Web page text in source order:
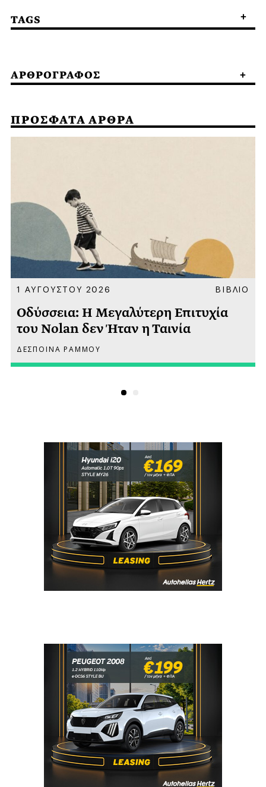
TAGS
ΑΡΘΡΟΓΡΑΦΟΣ
ΠΡΟΣΦΑΤΑ ΑΡΘΡΑ
1 ΑΥΓΟΥΣΤΟΥ 2026 ΒΙΒΛΙΟ
Οδύσσεια: Η Μεγαλύτερη Επιτυχία
του Nolan δεν Ήταν η Ταινία
ΔΕΣΠΟΙΝΑ ΡΑΜΜΟΥ